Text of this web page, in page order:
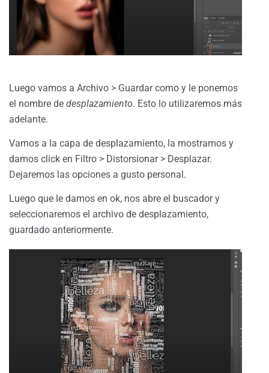
Luego vamos a Archivo > Guardar como y le ponemos
el nombre de desplazamiento. Esto lo utilizaremos más
adelante.
Vamos a la capa de desplazamiento, la mostramos y
damos click en Filtro > Distorsionar > Desplazar.
Dejaremos las opciones a gusto personal.
Luego que le damos en ok, nos abre el buscador y
seleccionaremos el archivo de desplazamiento,
guardado anteriormente.